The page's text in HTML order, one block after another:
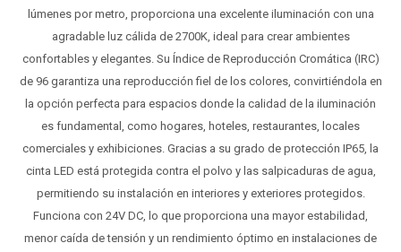
lúmenes por metro, proporciona una excelente iluminación con una
agradable luz cálida de 2700K, ideal para crear ambientes
confortables y elegantes. Su Índice de Reproducción Cromática (IRC)
de 96 garantiza una reproducción fiel de los colores, convirtiéndola en
la opción perfecta para espacios donde la calidad de la iluminación
es fundamental, como hogares, hoteles, restaurantes, locales
comerciales y exhibiciones. Gracias a su grado de protección IP65, la
cinta LED está protegida contra el polvo y las salpicaduras de agua,
permitiendo su instalación en interiores y exteriores protegidos.
Funciona con 24V DC, lo que proporciona una mayor estabilidad,
menor caída de tensión y un rendimiento óptimo en instalaciones de